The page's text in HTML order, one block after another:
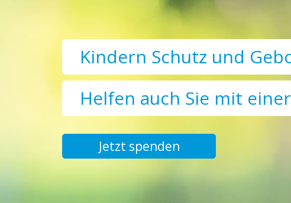
Kindern Schutz und
Helfen auch Sie mit
Jetzt spenden